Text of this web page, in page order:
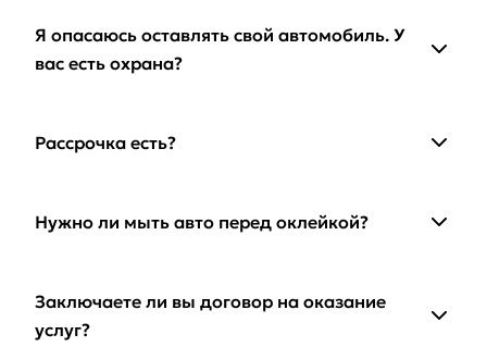
Я опасаюсь оставлять свой автомобиль. У
вас есть охрана?
Рассрочка есть?
Нужно ли мыть авто перед оклейкой?
Заключаете ли вы договор на оказание
услуг?